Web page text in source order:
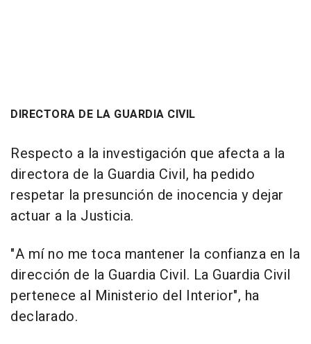
DIRECTORA DE LA GUARDIA CIVIL
Respecto a la investigación que afecta a la
directora de la Guardia Civil, ha pedido
respetar la presunción de inocencia y dejar
actuar a la Justicia.
"A mí no me toca mantener la confianza en la
dirección de la Guardia Civil. La Guardia Civil
pertenece al Ministerio del Interior", ha
declarado.